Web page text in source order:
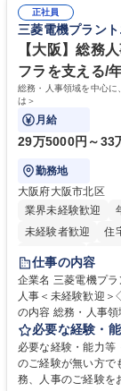
幅広く経験を積みたい意
務・人事】未経験歓
指す
のご経験 ■労務管理
■衛生管理者の資格をお持ちの方 学歴・資格
専修学校 高校 語学
正社員
三菱電機プラン
【大阪】総務
フラを支える/
総務・人事領域を中心
は＞
月給
29万5000円～33
勤務地
大阪府大阪市北区
業界未経験歓迎
未経験者歓迎
住
退職金あり
駅近5分以内
土
仕事の内容
企業名 三菱電機プラントエ
人事＜未経験歓迎＞
の内容 総務・人事
します。 ＜具体的には＞ ・総務/人事労務（給与・社保・
・採用・教育研修
採用や教育等の業務
出張もございます。
必要な経験・
必要な経験・能力等
のご経験が無い方で
務、人事のご経験をお持ちの方